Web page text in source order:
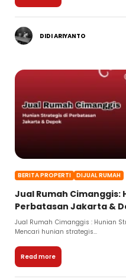
DIDI ARIYANTO
BERITA PROPERTI DIJUAL RUMAH
Jual Rumah Cimanggis:
Perbatasan Jakarta &
Jual Rumah Cimanggis : Hunian
Mencari hunian strategis...
Read more